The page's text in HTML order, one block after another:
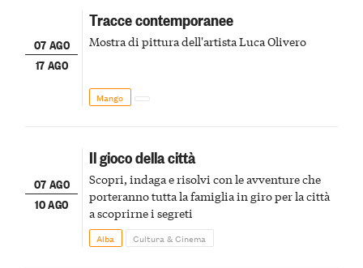
07 AGO
17 AGO
Tracce contemporanee
Mostra di pittura dell'artista Luca Olivero
Mango
07 AGO
10 AGO
Il gioco della città
Scopri, indaga e risolvi con le avventure che
porteranno tutta la famiglia in giro per la città
a scoprirne i segreti
Alba Cultura & Cinema